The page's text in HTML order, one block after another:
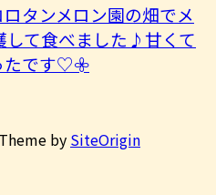
タンメロン園の畑でメ
して食べました♪甘くて
たです♡𖧷
Theme by SiteOrigin